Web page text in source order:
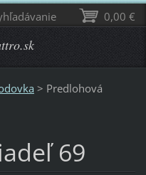
> Predlohová
69
0,00 €